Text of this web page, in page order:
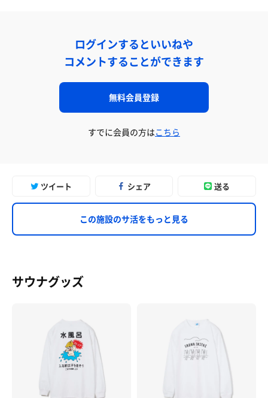
ログインするといいねや
コメントすることができます
無料会員登録
すでに会員の方はこちら
ツイート シェア 送る
この施設のサ活をもっと見る
サウナグッズ